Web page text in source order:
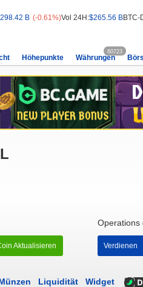
B (-0.61%)Vol 24H:$265.56 BBTC-
Höhepunkte Währungen
60723
Aktualisieren
Operations
Verdienen
Liquidität Widget